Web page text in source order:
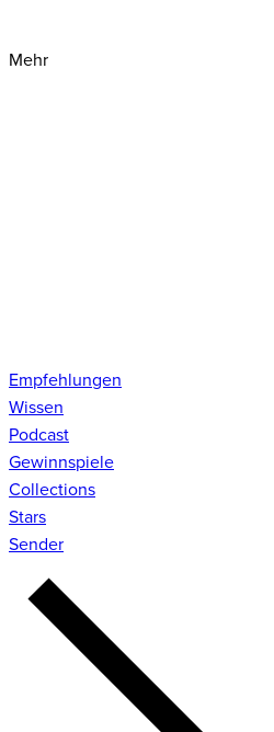
Mehr
Empfehlungen
Wissen
Podcast
Gewinnspiele
Collections
Stars
Sender